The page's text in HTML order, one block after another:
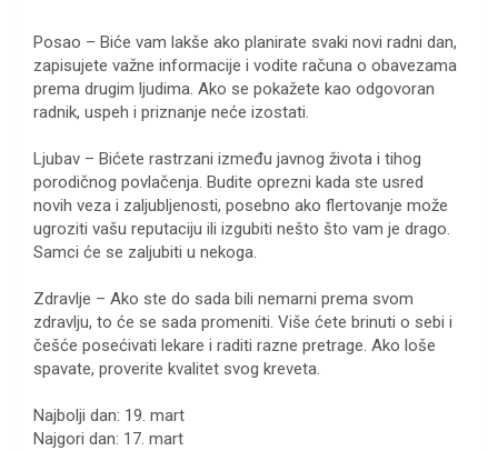
Posao – Biće vam lakše ako planirate svaki novi radni dan,
zapisujete važne informacije i vodite računa o obavezama
prema drugim ljudima. Ako se pokažete kao odgovoran
radnik, uspeh i priznanje neće izostati.
Ljubav – Bićete rastrzani između javnog života i tihog
porodičnog povlačenja. Budite oprezni kada ste usred
novih veza i zaljubljenosti, posebno ako flertovanje može
ugroziti vašu reputaciju ili izgubiti nešto što vam je drago.
Samci će se zaljubiti u nekoga.
Zdravlje – Ako ste do sada bili nemarni prema svom
zdravlju, to će se sada promeniti. Više ćete brinuti o sebi i
češće posećivati lekare i raditi razne pretrage. Ako loše
spavate, proverite kvalitet svog kreveta.
Najbolji dan: 19. mart
Najgori dan: 17. mart